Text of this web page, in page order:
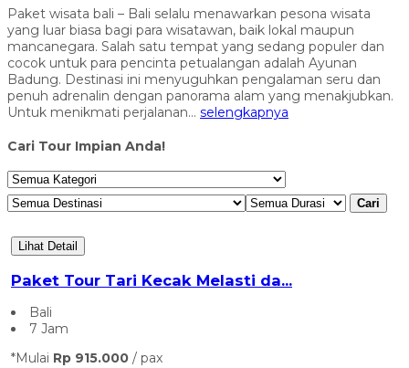
Paket wisata bali – Bali selalu menawarkan pesona wisata
yang luar biasa bagi para wisatawan, baik lokal maupun
mancanegara. Salah satu tempat yang sedang populer dan
cocok untuk para pencinta petualangan adalah Ayunan
Badung. Destinasi ini menyuguhkan pengalaman seru dan
penuh adrenalin dengan panorama alam yang menakjubkan.
Untuk menikmati perjalanan... selengkapnya
Cari Tour Impian Anda!
Cari
Lihat Detail
Paket Tour Tari Kecak Melasti da...
Bali
7 Jam
*Mulai Rp 915.000 / pax